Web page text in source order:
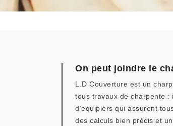
On peut joindre le
L.D Couverture est un
tous travaux de charpente :
d’équipiers qui assurent
des calculs bien précis et